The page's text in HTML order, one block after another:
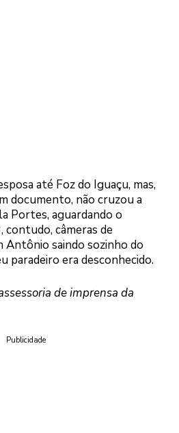
até Foz do Iguaçu, mas,
documento, não cruzou a
Portes, aguardando o
câmeras de
Antônio saindo sozinho do
paradeiro era desconhecido.
de imprensa da
Publicidade